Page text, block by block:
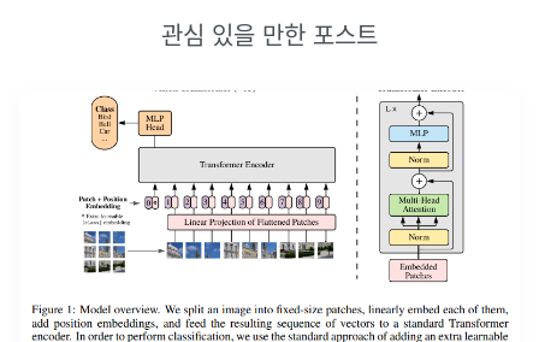
관심 있을 만한 포스트